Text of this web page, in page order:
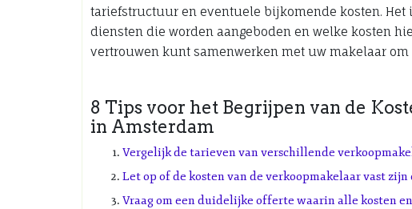
tariefstructuur en eventuele bijkomende kosten. Het
diensten die worden aangeboden en welke kosten
vertrouwen kunt samenwerken met uw makelaar
8 Tips voor het Begrijpen van de
in Amsterdam
Vergelijk de tarieven van verschillende
Let op of de kosten van de verkoopmakelaar vast
Vraag om een duidelijke offerte waarin alle kosten